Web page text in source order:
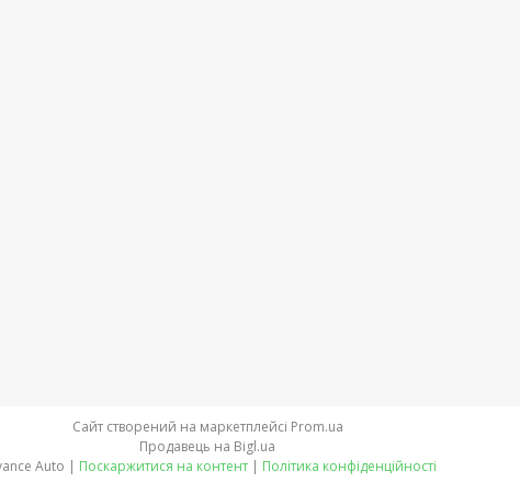
Сайт створений на маркетплейсі Prom.ua
Продавець на Bigl.ua
Advance Auto | Поскаржитися на контент | Політика конфіденційності